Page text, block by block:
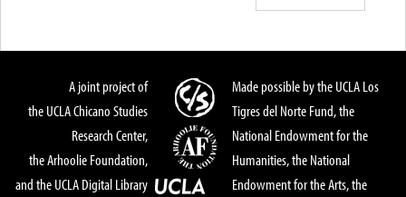
A joint project of
the UCLA Chicano Studies
Research Center,
the Arhoolie Foundation,
and the UCLA Digital Library
Made possible by the UCLA Los
Tigres del Norte Fund, the
National Endowment for the
Humanities, the National
Endowment for the Arts, the